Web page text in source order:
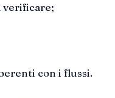
verificare;
con i flussi.